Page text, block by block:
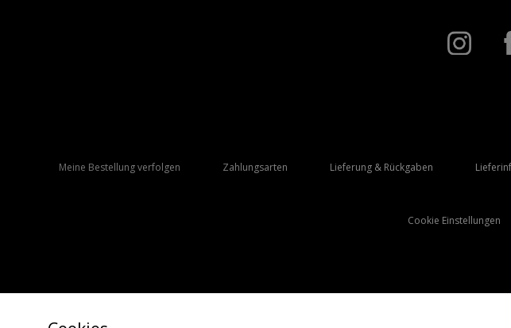
Meine Bestellung verfolgen Zahlungsarten Lieferung & Rückgaben
Cookie Einstellungen